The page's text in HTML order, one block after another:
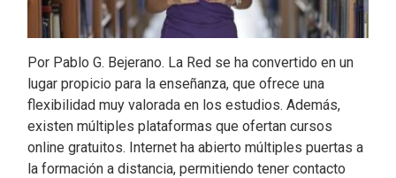
Por Pablo G. Bejerano. La Red se ha convertido en un
lugar propicio para la enseñanza, que ofrece una
flexibilidad muy valorada en los estudios. Además,
existen múltiples plataformas que ofertan cursos
online gratuitos. Internet ha abierto múltiples puertas a
la formación a distancia, permitiendo tener contacto